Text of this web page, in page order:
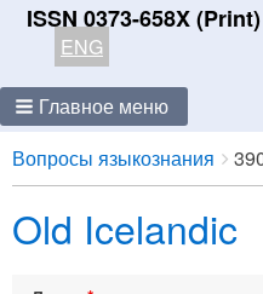
ISSN 0373-658X
ENG
Главное меню
Breadcrumbs
You
are
here:
Вопросы языкознания
Old Icelandic